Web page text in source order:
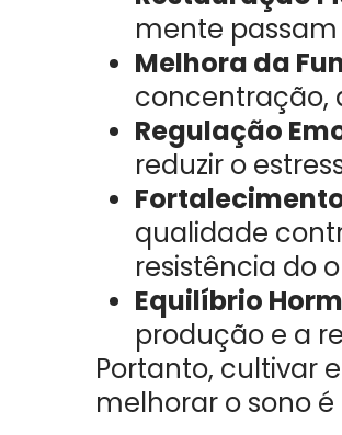
mente
Melhora da
concentração,
Regulação
reduzir o
qualidade
resistência do
Equilíbrio
produção e a
Portanto, cultivar
melhorar o sono